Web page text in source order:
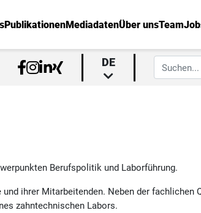
PublikationenMediadatenÜber unsTeam
DE
Berufspolitik und Laborführung.
ihrer Mitarbeitenden. Neben der fachlichen
zahntechnischen Labors.